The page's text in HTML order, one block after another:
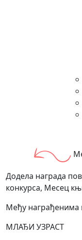
Додела награда
конкурса, Месец
Међу
МЛАЂИ УЗРАСТ